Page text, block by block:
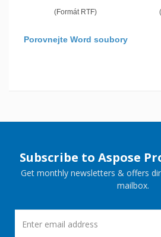
(Formát RTF)
Porovnejte Word soubory
Subscribe to Aspose
Get monthly newsletters & offers
mailbox.